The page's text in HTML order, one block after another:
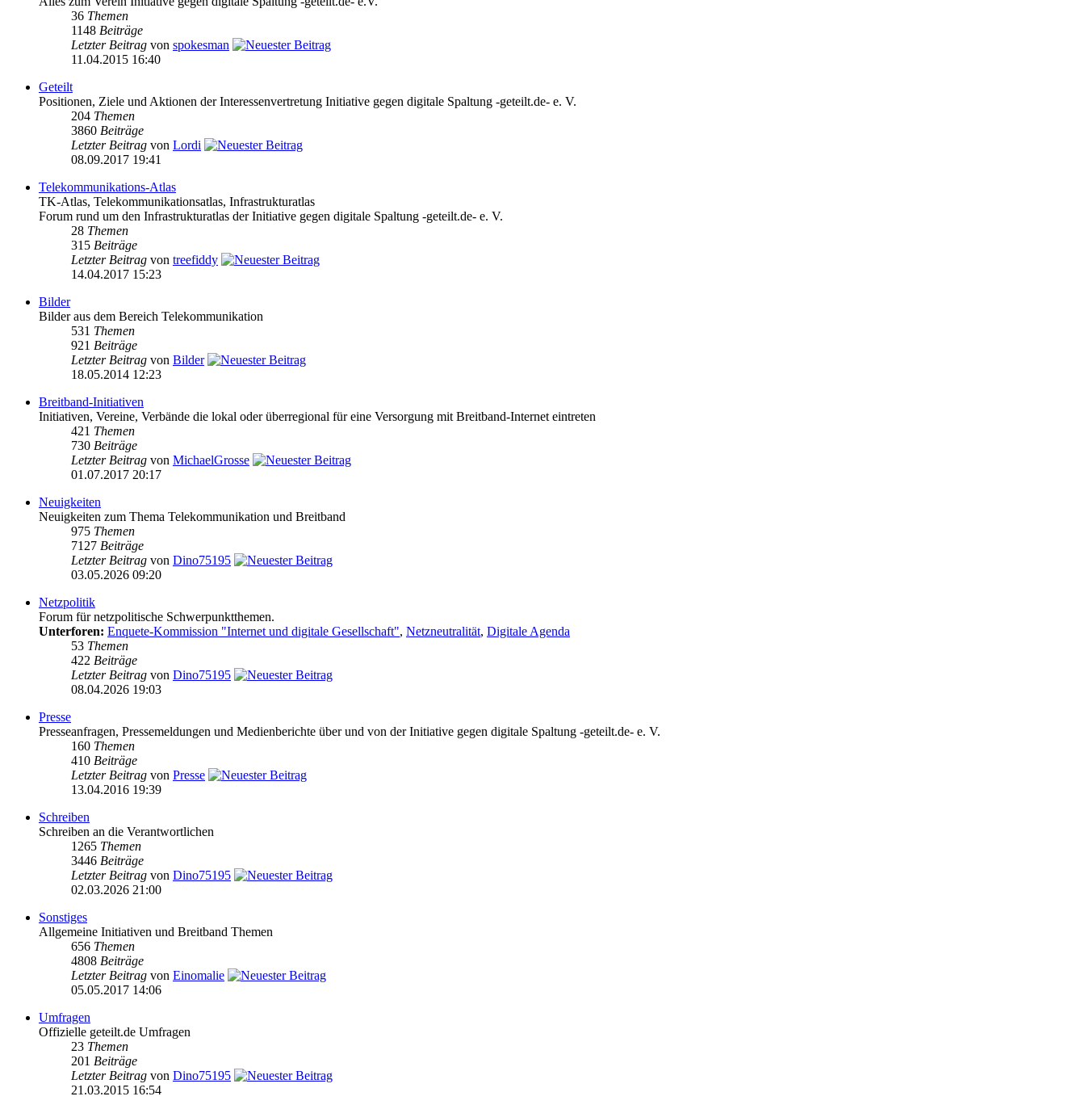
36 Themen
1148 Beiträge
Letzter Beitrag von spokesman
11.04.2015 16:40
Geteilt
Positionen, Ziele und Aktionen der Interessenvertretung Initiative gegen digitale Spaltung -geteilt.de- e. V.
204 Themen
3860 Beiträge
Letzter Beitrag von Lordi
08.09.2017 19:41
Telekommunikations-Atlas
TK-Atlas, Telekommunikationsatlas, Infrastrukturatlas
Forum rund um den Infrastrukturatlas der Initiative gegen digitale Spaltung -geteilt.de- e. V.
28 Themen
315 Beiträge
Letzter Beitrag von treefiddy
14.04.2017 15:23
Bilder
Bilder aus dem Bereich Telekommunikation
531 Themen
921 Beiträge
Letzter Beitrag von Bilder
18.05.2014 12:23
Breitband-Initiativen
Initiativen, Vereine, Verbände die lokal oder überregional für eine Versorgung mit Breitband-Internet eintreten
421 Themen
730 Beiträge
Letzter Beitrag von MichaelGrosse
01.07.2017 20:17
Neuigkeiten
Neuigkeiten zum Thema Telekommunikation und Breitband
975 Themen
7127 Beiträge
Letzter Beitrag von Dino75195
03.05.2026 09:20
Netzpolitik
Forum für netzpolitische Schwerpunktthemen.
Unterforen: Enquete-Kommission "Internet und digitale Gesellschaft", Netzneutralität, Digitale Agenda
53 Themen
422 Beiträge
Letzter Beitrag von Dino75195
08.04.2026 19:03
Presse
Presseanfragen, Pressemeldungen und Medienberichte über und von der Initiative gegen digitale Spaltung -geteilt.de- e. V.
160 Themen
410 Beiträge
Letzter Beitrag von Presse
13.04.2016 19:39
Schreiben
Schreiben an die Verantwortlichen
1265 Themen
3446 Beiträge
Letzter Beitrag von Dino75195
02.03.2026 21:00
Sonstiges
Allgemeine Initiativen und Breitband Themen
656 Themen
4808 Beiträge
Letzter Beitrag von Einomalie
05.05.2017 14:06
Umfragen
Offizielle geteilt.de Umfragen
23 Themen
201 Beiträge
Letzter Beitrag von Dino75195
21.03.2015 16:54